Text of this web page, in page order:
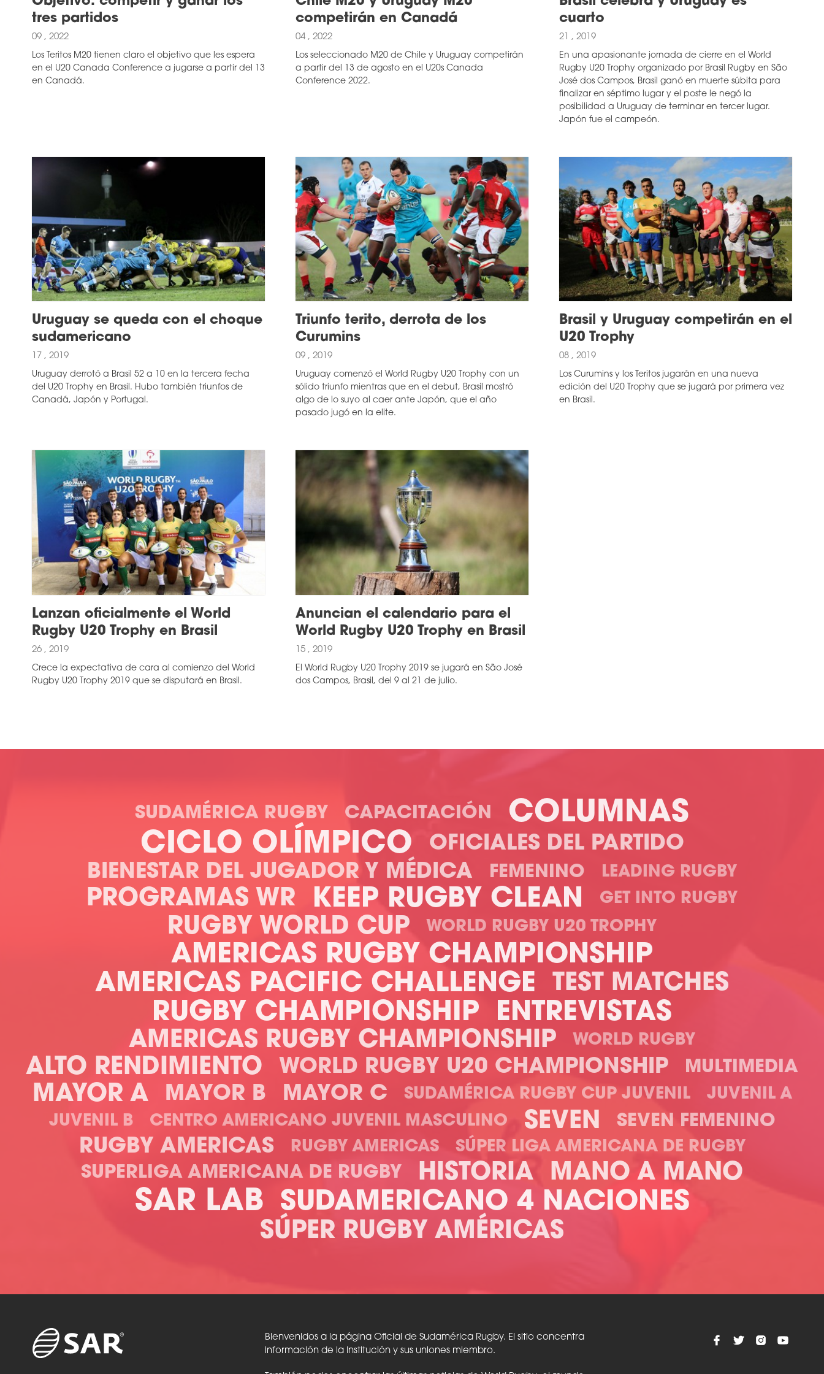
tres partidos
09 , 2022
Los Teritos M20 tienen claro el objetivo que les espera
en el U20 Canada Conference a jugarse a partir del 13
en Canadá.
competirán en Canadá
04 , 2022
Los seleccionado M20 de Chile y Uruguay competirán
a partir del 13 de agosto en el U20s Canada
Conference 2022.
cuarto
21 , 2019
En una apasionante jornada de cierre en el World
Rugby U20 Trophy organizado por Brasil Rugby en São
José dos Campos, Brasil ganó en muerte súbita para
finalizar en séptimo lugar y el poste le negó la
posibilidad a Uruguay de terminar en tercer lugar.
Japón fue el campeón.
Uruguay se queda con el choque
sudamericano
17 , 2019
Uruguay derrotó a Brasil 52 a 10 en la tercera fecha
del U20 Trophy en Brasil. Hubo también triunfos de
Canadá, Japón y Portugal.
Triunfo terito, derrota de los
Curumins
09 , 2019
Uruguay comenzó el World Rugby U20 Trophy con un
sólido triunfo mientras que en el debut, Brasil mostró
algo de lo suyo al caer ante Japón, que el año
pasado jugó en la elite.
Brasil y Uruguay competirán en el
U20 Trophy
08 , 2019
Los Curumins y los Teritos jugarán en una nueva
edición del U20 Trophy que se jugará por primera vez
en Brasil.
Lanzan oficialmente el World
Rugby U20 Trophy en Brasil
26 , 2019
Crece la expectativa de cara al comienzo del World
Rugby U20 Trophy 2019 que se disputará en Brasil.
Anuncian el calendario para el
World Rugby U20 Trophy en Brasil
15 , 2019
El World Rugby U20 Trophy 2019 se jugará en São José
dos Campos, Brasil, del 9 al 21 de julio.
SUDAMÉRICA RUGBY CAPACITACIÓN
COLUMNAS
CICLO OLÍMPICO
OFICIALES DEL PARTIDO
BIENESTAR DEL JUGADOR Y MÉDICA
FEMENINO LEADING RUGBY
PROGRAMAS WR KEEP RUGBY CLEAN GET INTO RUGBY
RUGBY WORLD CUP WORLD RUGBY U20 TROPHY
AMERICAS RUGBY CHAMPIONSHIP
AMERICAS PACIFIC CHALLENGE
TEST MATCHES
RUGBY CHAMPIONSHIP ENTREVISTAS
AMERICAS RUGBY CHAMPIONSHIP WORLD RUGBY
ALTO RENDIMIENTO WORLD RUGBY U20 CHAMPIONSHIP MULTIMEDIA
MAYOR A MAYOR B MAYOR C SUDAMÉRICA RUGBY CUP JUVENIL
JUVENIL A
JUVENIL B
CENTRO AMERICANO JUVENIL MASCULINO SEVEN SEVEN FEMENINO
RUGBY AMERICAS RUGBY AMERICAS SÚPER LIGA AMERICANA DE RUGBY
SUPERLIGA AMERICANA DE RUGBY HISTORIA MANO A MANO
SAR LAB SUDAMERICANO 4 NACIONES
SÚPER RUGBY AMÉRICAS
Bienvenidos a la página Oficial de Sudamérica Rugby. El sitio concentra
información de la Institución y sus uniones miembro.